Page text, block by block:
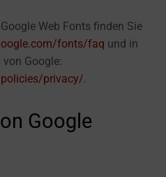
Web Fonts finden Sie
fonts/faq und in
Google:
privacy/.
Google